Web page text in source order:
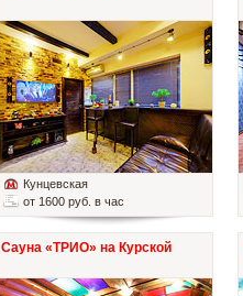
Кунцевская
от 1600 руб. в час
Сауна «ТРИО» на Курской